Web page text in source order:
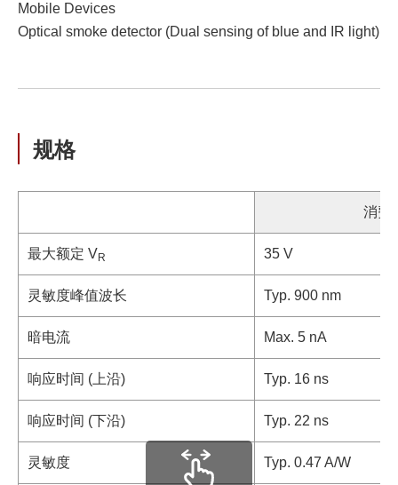
Mobile Devices
Optical smoke detector (Dual sensing of blue and IR light)
规格
消费
最大额定 VR 35 V
灵敏度峰值波长 Typ. 900 nm
暗电流 Max. 5 nA
响应时间 (上沿) Typ. 16 ns
响应时间 (下沿) Typ. 22 ns
灵敏度 Typ. 0.47 A/W